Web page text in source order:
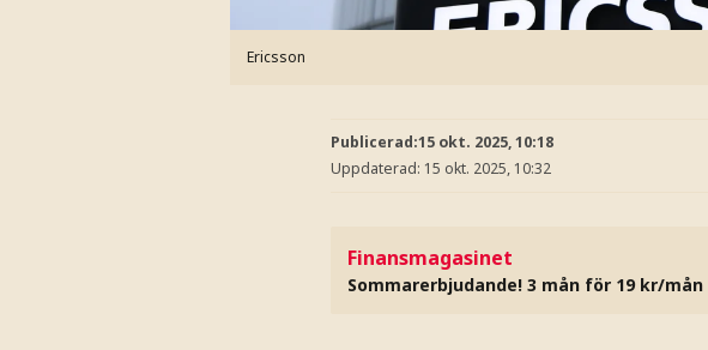
Ericsson
Publicerad:15 okt. 2025, 10:18
Uppdaterad: 15 okt. 2025, 10:32
Finansmagasinet
Sommarerbjudande! 3 mån för 19 kr/mån